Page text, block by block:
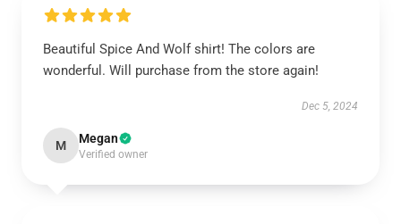
Beautiful Spice And Wolf shirt! The colors are
wonderful. Will purchase from the store again!
Dec 5, 2024
M Megan
Verified owner